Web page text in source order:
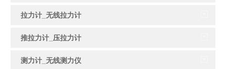
拉力计_无线拉力计
推拉力计_压拉力计
测力计_无线测力仪